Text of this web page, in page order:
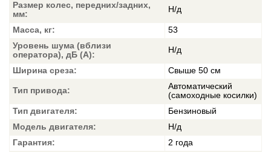
Размер колес, передних/задних,
мм:
Н/д
Масса, кг:
53
Уровень шума (вблизи
оператора), дБ (А):
Н/д
Ширина среза: Свыше 50 см
Тип привода:
Автоматический
(самоходные косилки)
Тип двигателя:
Бензиновый
Модель двигателя:
Н/д
Гарантия:
2 года